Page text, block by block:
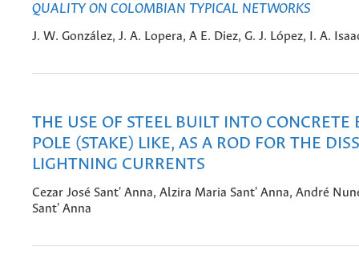
QUALITY ON COLOMBIAN TYPICAL NETWORKS
J. W. González, J. A. Lopera, A E. Diez, G. J. López, I. A.
THE USE OF STEEL BUILT INTO CONCRETE
POLE (STAKE) LIKE, AS A ROD FOR THE
LIGHTNING CURRENTS
Cezar José Sant' Anna, Alzira Maria Sant' Anna, André
Sant' Anna